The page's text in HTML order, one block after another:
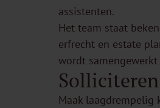
assistenten.
Het team staat
erfrecht en estate
wordt
Maak laagdrempelig